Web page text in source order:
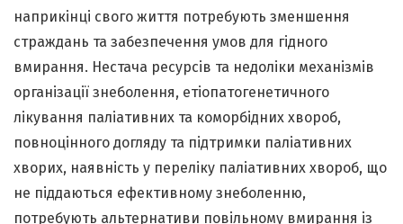
наприкінці свого життя потребують зменшення
страждань та забезпечення умов для гідного
вмирання. Нестача ресурсів та недоліки механізмів
організації знеболення, етіопатогенетичного
лікування паліативних та коморбідних хвороб,
повноцінного догляду та підтримки паліативних
хворих, наявність у переліку паліативних хвороб, що
не піддаються ефективному знеболенню,
потребують альтернативи повільному вмирання із